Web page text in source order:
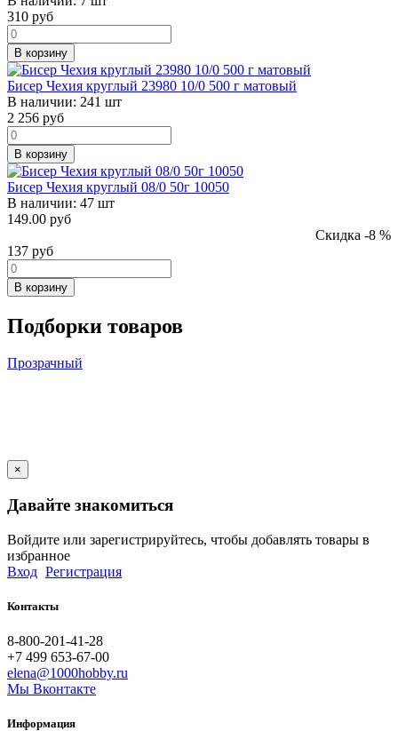
310 руб
В корзину
Бисер Чехия круглый 23980 10/0 500 г матовый
В наличии: 241 шт
2 256 руб
В корзину
Бисер Чехия круглый 08/0 50г 10050
В наличии: 47 шт
149.00 руб
Скидка -8 %
137 руб
В корзину
Подборки товаров
Прозрачный
×
Давайте знакомиться
Войдите или зарегистрируйтесь, чтобы добавлять товары в
избранное
Вход Регистрация
Контакты
8-800-201-41-28
+7 499 653-67-00
elena@1000hobby.ru
Мы Вконтакте
Информация